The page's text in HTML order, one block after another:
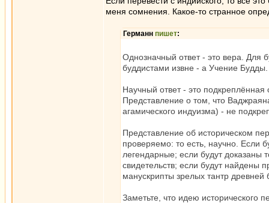
меня сомнения. Какое-то странное
Германн пишет:
Однозначный ответ - это вера. Для
буддистами извне - а Учение
Научный ответ - это
Представление о том, что
агамического индуизма) - не
Представление об историческом
проверяемо: то есть, научно. Если
легендарные; если будут доказаны
свидетельств; если будут найдены
манускрипты зрелых тантр древней
Заметьте, что идею исторического